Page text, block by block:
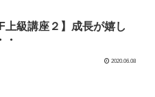
上級講座２】成長が嬉し
・
2020.06.08